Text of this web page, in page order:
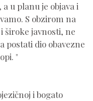
u planu je objava i
S obzirom na
široke javnosti, ne
postati dio obavezne
"
i bogato